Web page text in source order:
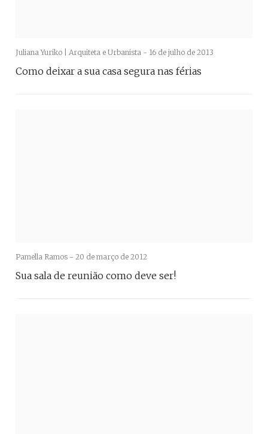
Juliana Yuriko | Arquiteta e Urbanista - 16 de julho de 2013
Como deixar a sua casa segura nas férias
Pamella Ramos - 20 de março de 2012
Sua sala de reunião como deve ser!